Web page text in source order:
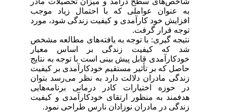
به عنوان عواملی که با احتمال زیاد موجب
افزایش خود کارآمدی و کیفیت زندگی شود، مورد
توجه قرار گرفت.
نتیجه گیری: با توجه به یافته‌های مطالعه مشخص
شد که کیفیت زندگی بر اساس معیار
خودکارآمدی قابل پیش بینی است با توجه به نتایج
حاصل که بر تأثیر مستقیم خودکارآمدی بر کیفیت
زندگی مادران دلالت دارد به نظر می‌رسد بتوان
در حوزه اختیارات کادر درمانی برنامه‌هایی
هدفمند به منظور ارتقای خودکارآمدی و کیفیت
زندگی در مادران نوزادان نارس طراحی نمود.